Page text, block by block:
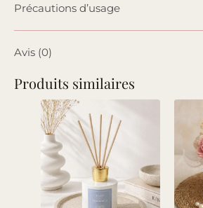
Précautions d’usage
Avis (0)
Produits similaires